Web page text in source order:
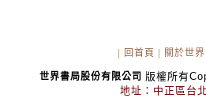
回首頁 關於世界
世界書局股份有限公司 版權所有
地址：中正區台